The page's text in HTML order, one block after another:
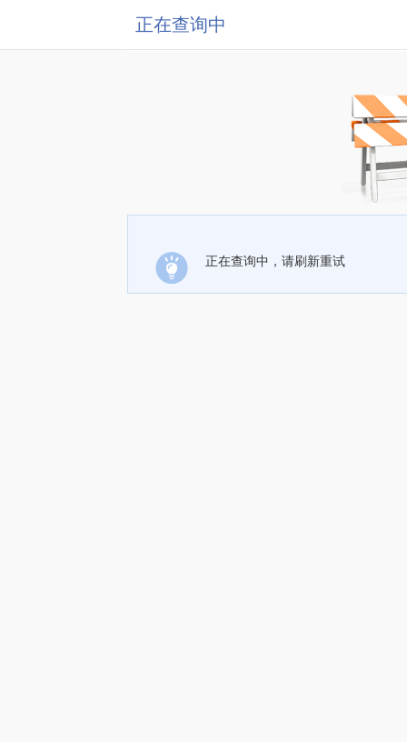
正在查询中
正在查询中，请刷新重试